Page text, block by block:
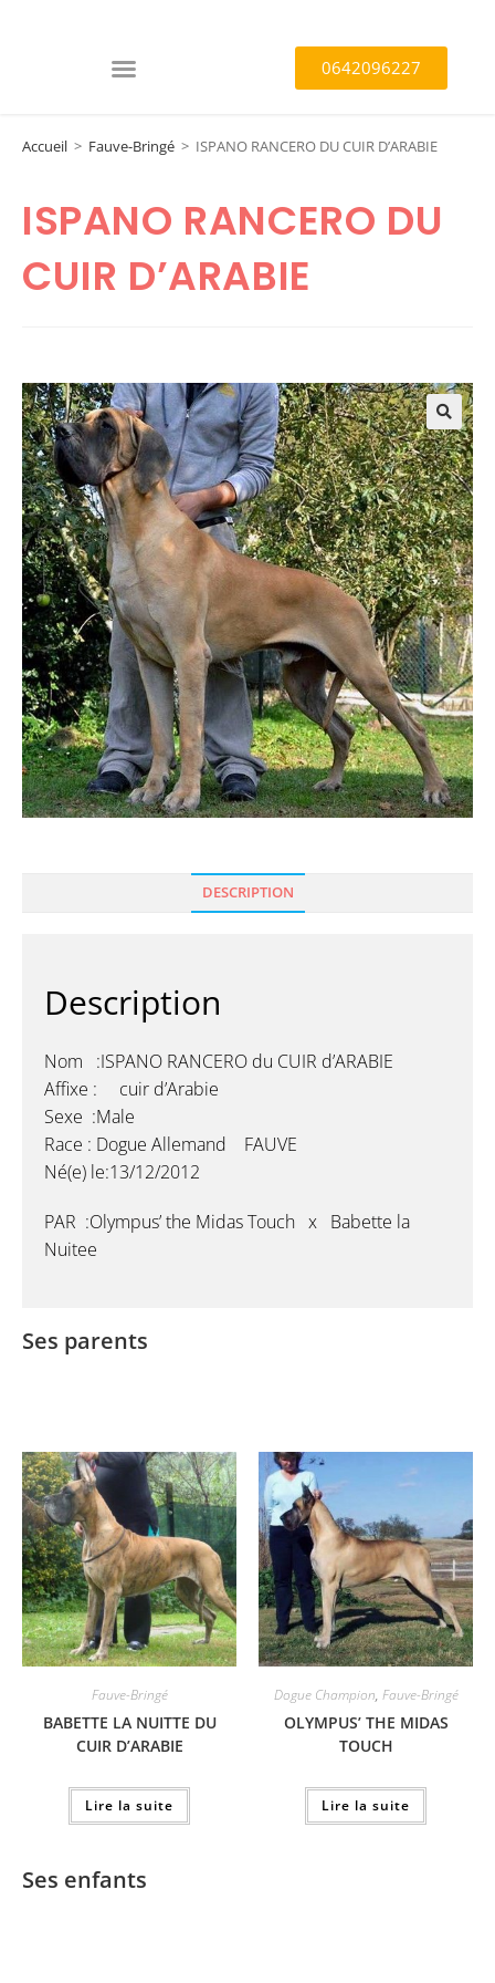
0642096227
Accueil > Fauve-Bringé > ISPANO RANCERO DU CUIR D’ARABIE
ISPANO RANCERO DU
CUIR D’ARABIE
🔍
DESCRIPTION
Description
Nom :ISPANO RANCERO du CUIR d’ARABIE
Affixe : cuir d’Arabie
Sexe :Male
Race : Dogue Allemand FAUVE
Né(e) le:13/12/2012
PAR :Olympus’ the Midas Touch x Babette la
Nuitee
Ses parents
Fauve-Bringé
BABETTE LA NUITTE DU
CUIR D’ARABIE
Lire la suite
Dogue Champion, Fauve-Bringé
OLYMPUS’ THE MIDAS
TOUCH
Lire la suite
Ses enfants